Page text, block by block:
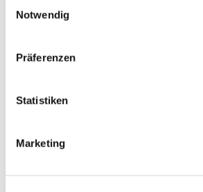
Notwendig
Präferenzen
Statistiken
Marketing